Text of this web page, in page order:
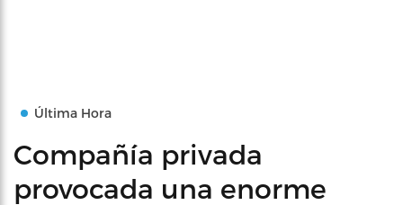
Última Hora
Compañía privada
provocada una enorme